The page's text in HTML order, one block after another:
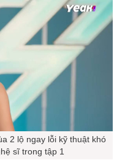
2 lộ ngay lỗi kỹ thuật khó
sĩ trong tập 1